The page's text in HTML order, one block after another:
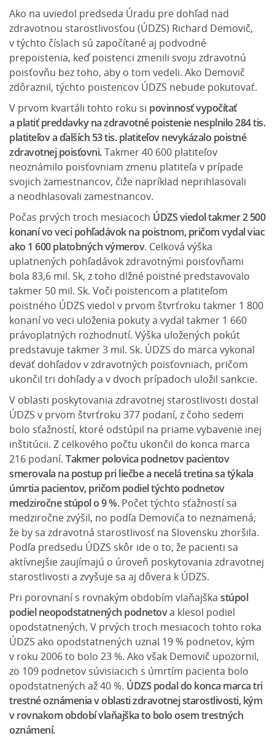
Ako na uviedol predseda Úradu pre dohľad nad
zdravotnou starostlivosťou (ÚDZS) Richard Demovič,
v týchto číslach sú započítané aj podvodné
prepoistenia, keď poistenci zmenili svoju zdravotnú
poisťovňu bez toho, aby o tom vedeli. Ako Demovič
zdôraznil, týchto poistencov ÚDZS nebude pokutovať.
V prvom kvartáli tohto roku si povinnosť vypočítať
a platiť preddavky na zdravotné poistenie nesplnilo 284 tis.
platiteľov a ďalších 53 tis. platiteľov nevykázalo poistné
zdravotnej poisťovni.Takmer 40 600 platiteľov
neoznámilo poisťovniam zmenu platiteľa v prípade
svojich zamestnancov, čiže napríklad neprihlasovali
a neodhlasovali zamestnancov.
Počas prvých troch mesiacoch ÚDZS viedol takmer 2 500
konaní vo veci pohľadávok na poistnom, pričom vydal viac
ako 1 600 platobných výmerov. Celková výška
uplatnených pohľadávok zdravotnými poisťovňami
bola 83,6 mil. Sk, z toho dlžné poistné predstavovalo
takmer 50 mil. Sk. Voči poistencom a platiteľom
poistného ÚDZS viedol v prvom štvrťroku takmer 1 800
konaní vo veci uloženia pokuty a vydal takmer 1 660
právoplatných rozhodnutí. Výška uložených pokút
predstavuje takmer 3 mil. Sk. ÚDZS do marca vykonal
deväť dohľadov v zdravotných poisťovniach, pričom
ukončil tri dohľady a v dvoch prípadoch uložil sankcie.
V oblasti poskytovania zdravotnej starostlivosti dostal
ÚDZS v prvom štvrťroku 377 podaní, z čoho sedem
bolo sťažností, ktoré odstúpil na priame vybavenie inej
inštitúcii. Z celkového počtu ukončil do konca marca
216 podaní. Takmer polovica podnetov pacientov
smerovala na postup pri liečbe a necelá tretina sa týkala
úmrtia pacientov, pričom podiel týchto podnetov
medziročne stúpol o 9 %.Počet týchto sťažností sa
medziročne zvýšil, no podľa Demoviča to neznamená,
že by sa zdravotná starostlivosť na Slovensku zhoršila.
Podľa predsedu ÚDZS skôr ide o to, že pacienti sa
aktívnejšie zaujímajú o úroveň poskytovania zdravotnej
starostlivosti a zvyšuje sa aj dôvera k ÚDZS.
Pri porovnaní s rovnakým obdobím vlaňajška stúpol
podiel neopodstatnených podnetova klesol podiel
opodstatnených. V prvých troch mesiacoch tohto roka
ÚDZS ako opodstatnených uznal 19 % podnetov, kým
v roku 2006 to bolo 23 %. Ako však Demovič upozornil,
zo 109 podnetov súvisiacich s úmrtím pacienta bolo
opodstatnených až 40 %. ÚDZS podal do konca marca tri
trestné oznámenia v oblasti zdravotnej starostlivosti, kým
v rovnakom období vlaňajška to bolo osem trestných
oznámení.